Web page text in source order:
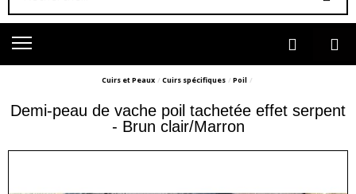
Cuirs et Peaux Cuirs spécifiques Poil
Demi-peau de vache poil tachetée effet serpent
- Brun clair/Marron